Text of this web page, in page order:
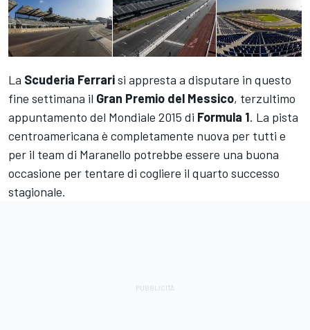
La Scuderia Ferrarisi appresta a disputare in questo
fine settimana il Gran Premio del Messico, terzultimo
appuntamento del Mondiale 2015 di Formula 1. La pista
centroamericana è completamente nuova per tutti e
per il team di Maranello potrebbe essere una buona
occasione per tentare di cogliere il quarto successo
stagionale.